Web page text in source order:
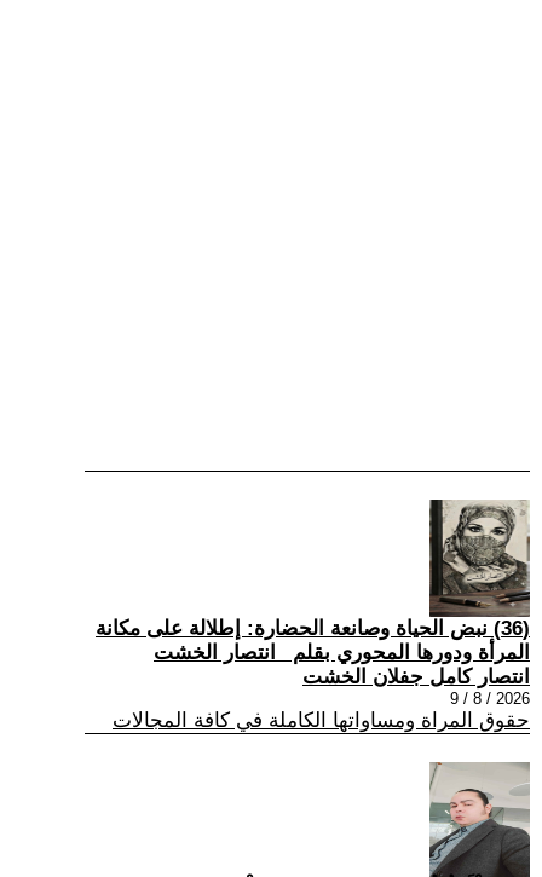
(36) نبض الحياة وصانعة الحضارة: إطلالة على مكانة
المرأة ودورها المحوري بقلم _انتصار الخشت
انتصار كامل جفلان الخشت
2026 / 8 / 9
حقوق المراة ومساواتها الكاملة في كافة المجالات